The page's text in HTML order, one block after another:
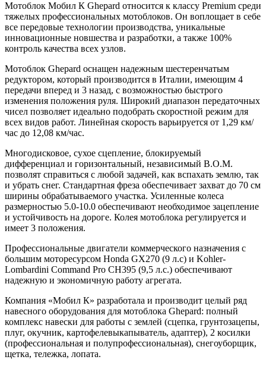
Мотоблок Мобил К Ghepard относится к классу Premium среди
тяжелых профессиональных мотоблоков. Он воплощает в себе
все передовые технологии производства, уникальные
инновационные новшества и разработки, а также 100%
контроль качества всех узлов.
Мотоблок Ghepard оснащен надежным шестеренчатым
редуктором, который производится в Италии, имеющим 4
передачи вперед и 3 назад, с возможностью быстрого
изменения положения руля. Широкий диапазон передаточных
чисел позволяет идеально подобрать скоростной режим для
всех видов работ. Линейная скорость варьируется от 1,29 км/
час до 12,08 км/час.
Многодисковое, сухое сцепление, блокируемый
дифференциал и горизонтальный, независимый В.О.М.
позволят справиться с любой задачей, как вспахать землю, так
и убрать снег. Стандартная фреза обеспечивает захват до 70 см
ширины обрабатываемого участка. Усиленные колеса
размерностью 5.0-10.0 обеспечивают необходимое зацепление
и устойчивость на дороге. Колея мотоблока регулируется и
имеет 3 положения.
Профессиональные двигатели коммерческого назначения с
большим моторесурсом Honda GX270 (9 л.с) и Kohler-
Lombardini Command Pro CH395 (9,5 л.с.) обеспечивают
надежную и экономичную работу агрегата.
Компания «Мобил К» разработала и производит целый ряд
навесного оборудования для мотоблока Ghepard: полный
комплекс навески для работы с землей (сцепка, грунтозацепы,
плуг, окучник, картофелевыкапыватель, адаптер), 2 косилки
(профессиональная и полупрофессиональная), снегоуборщик,
щетка, тележка, лопата.